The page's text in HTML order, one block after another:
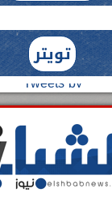
تويتر
Tweets by